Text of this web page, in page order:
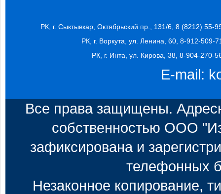
РК, г. Сыктывкар, Октябрьский пр., 131/6, 8 (8212) 55-
РК, г. Воркута, ул. Ленина, 60, 8-912-509-
РК, г. Инта, ул. Кирова, 38, 8-904-270-
E-mail:
Все права защищены.
собственностью ООО
зафиксирована и
телефонных
Незаконное копирование,